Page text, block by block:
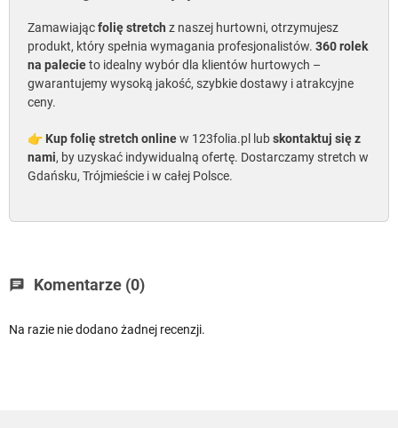
Zamawiającfolię stretch z naszej hurtowni, otrzymujesz
produkt, który spełnia wymagania profesjonalistów. 360 rolek
na palecieto idealny wybór dla klientów hurtowych –
gwarantujemy wysoką jakość, szybkie dostawy i atrakcyjne
ceny.
👉 Kup folię stretch onlinew 123folia.pl lubskontaktuj się z
nami, by uzyskać indywidualną ofertę. Dostarczamy stretch w
Gdańsku, Trójmieście i w całej Polsce.
chat Komentarze (0)
Na razie nie dodano żadnej recenzji.